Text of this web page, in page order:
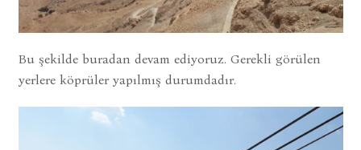
Bu şekilde buradan devam ediyoruz. Gerekli görülen
yerlere köprüler yapılmış durumdadır.